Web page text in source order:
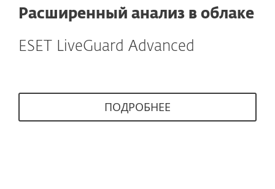
Расширенный анализ в облаке
ESET LiveGuard Advanced
ПОДРОБНЕЕ